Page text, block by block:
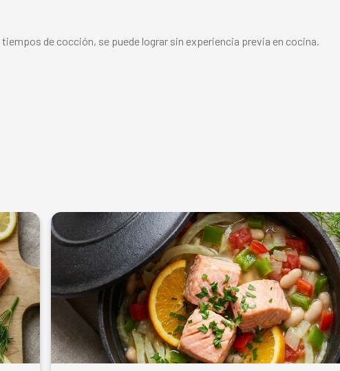
de cocción, se puede lograr sin experiencia previa en cocina.